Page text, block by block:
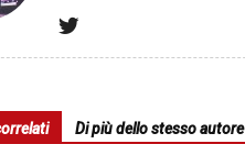
Di più dello stesso autore